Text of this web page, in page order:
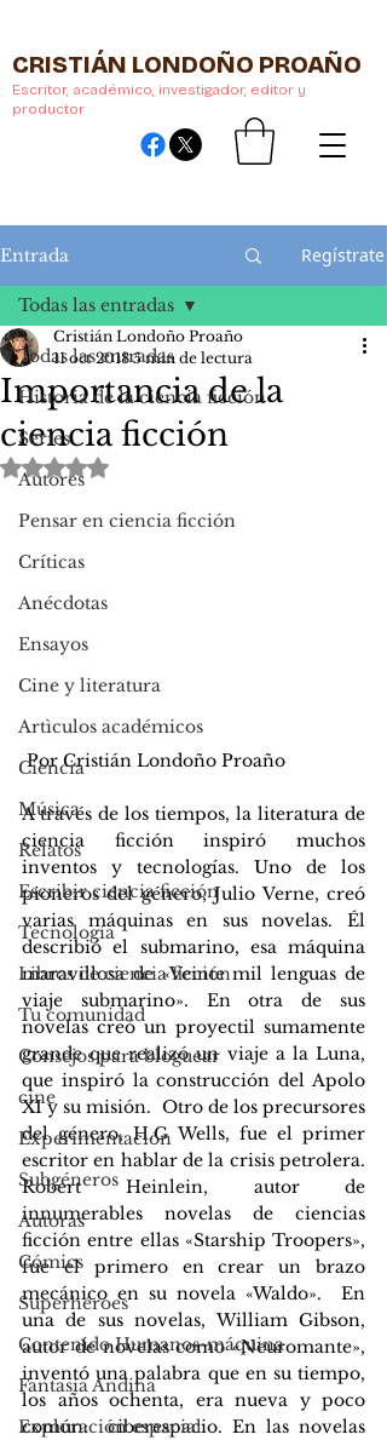
CRISTIÁN LONDOÑO PROAÑO
Escritor, académico, investigador, editor y
productor
Entrada Regístrate
Todas las entradas
Historia de la ciencia ficción
Series
Autores
Pensar en ciencia ficción
Críticas
Anécdotas
Ensayos
Cine y literatura
Artìculos académicos
Ciencia
Música
Relatos
Escribir ciencia ficción
Tecnología
Libros de ciencia ficción
Tu comunidad
Consejos para bloguear
cine
Experimentación
Subgéneros
Autoras
Cómics
Superhéroes
Contenido Humanos-máquina
Fantasía Andina
Exploración espacial
Todas las entradas
Importancia de la
ciencia ficción
Cristián Londoño Proaño
11 oct 2018 5 min de lectura
Obtuvo NaN de 5 estrellas.
Por Cristián Londoño Proaño
A través de los tiempos, la literatura de
ciencia ficción inspiró muchos
inventos y tecnologías. Uno de los
pioneros del género, Julio Verne, creó
varias máquinas en sus novelas. Él
describió el submarino, esa máquina
maravillosa de «Veinte mil lenguas de
viaje submarino». En otra de sus
novelas creó un proyectil sumamente
grande que realizó un viaje a la Luna,
que inspiró la construcción del Apolo
XI y su misión.  Otro de los precursores
del género, H.G Wells, fue el primer
escritor en hablar de la crisis petrolera.
Robert Heinlein, autor de
innumerables novelas de ciencias
ficción entre ellas «Starship Troopers»,
fue el primero en crear un brazo
mecánico en su novela «Waldo».  En
una de sus novelas, William Gibson,
autor de novelas como «Neuromante»,
inventó una palabra que en su tiempo,
los años ochenta, era nueva y poco
común:  ciberespacio. En las novelas